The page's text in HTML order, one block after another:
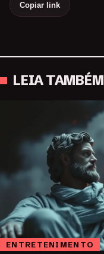
Copiar link
LEIA TAMBÉM
ENTRETENIMENTO